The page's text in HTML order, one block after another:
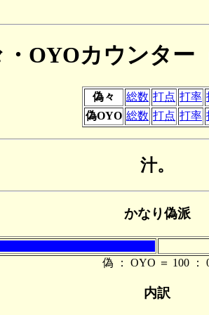
OYOカウンター
偽々 総数 打点 打率
偽OYO 総数 打点 打率
汁。
かなり偽派
偽 ： OYO ＝ 100 ：
内訳